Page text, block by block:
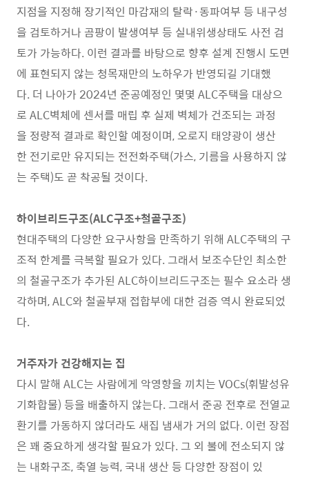
지점을 지정해 장기적인 마감재의 탈락·동파여부 등 내구성
을 검토하거나 곰팡이 발생여부 등 실내위생상태도 사전 검
토가 가능하다. 이런 결과를 바탕으로 향후 설계 진행시 도면
에 표현되지 않는 청목재만의 노하우가 반영되길 기대했
다. 더 나아가 2024년 준공예정인 몇몇 ALC주택을 대상으
로 ALC벽체에 센서를 매립 후 실제 벽체가 건조되는 과정
을 정량적 결과로 확인할 예정이며, 오로지 태양광이 생산
한 전기로만 유지되는 전전화주택(가스, 기름을 사용하지 않
는 주택)도 곧 착공될 것이다.
하이브리드구조(ALC구조+철골구조)
현대주택의 다양한 요구사항을 만족하기 위해 ALC주택의 구
조적 한계를 극복할 필요가 있다. 그래서 보조수단인 최소한
의 철골구조가 추가된 ALC하이브리드구조는 필수 요소라 생
각하며, ALC와 철골부재 접합부에 대한 검증 역시 완료되었
다.
거주자가 건강해지는 집
다시 말해 ALC는 사람에게 악영향을 끼치는 VOCs(휘발성유
기화합물) 등을 배출하지 않는다. 그래서 준공 전후로 전열교
환기를 가동하지 않더라도 새집 냄새가 거의 없다. 이런 장점
은 꽤 중요하게 생각할 필요가 있다. 그 외 불에 전소되지 않
는 내화구조, 축열 능력, 국내 생산 등 다양한 장점이 있